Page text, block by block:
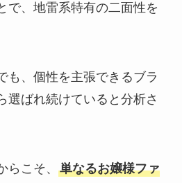
で、地雷系特有の二面性を
も、個性を主張できるブラ
選ばれ続けていると分析さ
らこそ、 単なるお嬢様ファ